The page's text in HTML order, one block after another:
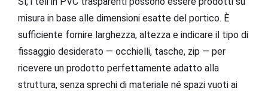
misura in base alle dimensioni esatte del portico. È
sufficiente fornire larghezza, altezza e indicare il tipo di
fissaggio desiderato — occhielli, tasche, zip — per
ricevere un prodotto perfettamente adatto alla
struttura, senza sprechi di materiale né spazi vuoti ai